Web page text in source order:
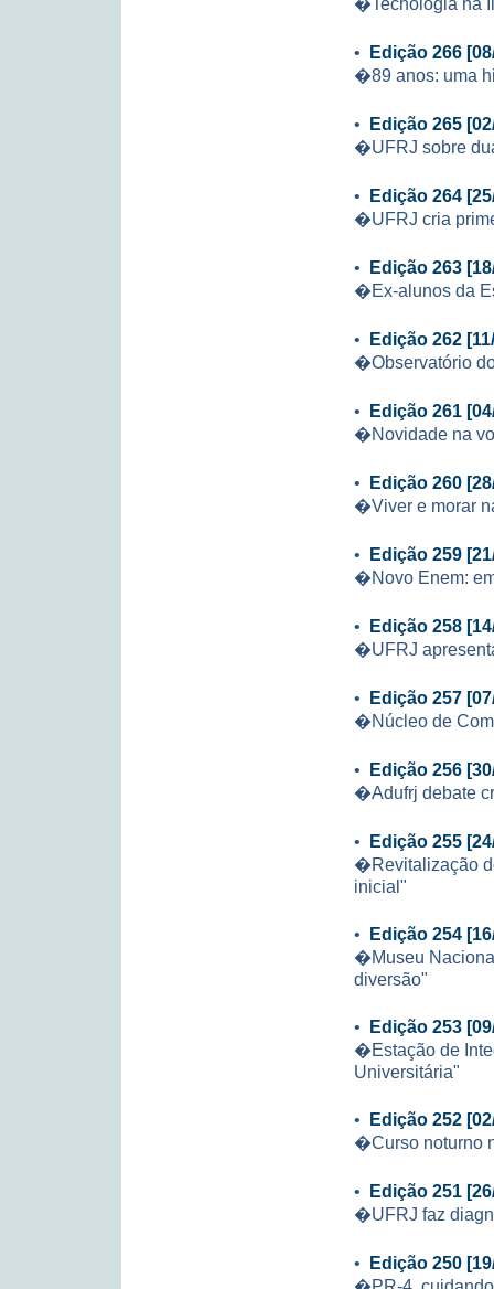
• Edição 266
�89 anos: uma
• Edição 265
�UFRJ sobre
• Edição 264
�UFRJ cria
• Edição 263
�Ex-alunos da
• Edição 262
�Observatório
• Edição 261
�Novidade na
• Edição 260
�Viver e morar
• Edição 259
�Novo Enem:
• Edição 258
�UFRJ
• Edição 257
�Núcleo de
• Edição 256
�Adufrj debate
• Edição 255
�Revitalização
inicial"
• Edição 254
�Museu
diversão"
• Edição 253
�Estação de
Universitária"
• Edição 252
�Curso noturno
• Edição 251
�UFRJ faz
• Edição 250